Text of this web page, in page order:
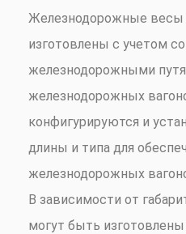
Железнодорожные весы
изготовлены с учетом
железнодорожными
железнодорожных
конфигурируются и
длины и типа для
железнодорожных
В зависимости от
могут быть изготовлены